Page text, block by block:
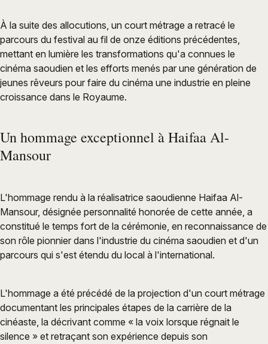
À la suite des allocutions, un court métrage a retracé le
parcours du festival au fil de onze éditions précédentes,
mettant en lumière les transformations qu'a connues le
cinéma saoudien et les efforts menés par une génération de
jeunes rêveurs pour faire du cinéma une industrie en pleine
croissance dans le Royaume.
Un hommage exceptionnel à Haifaa Al-
Mansour
L'hommage rendu à la réalisatrice saoudienne Haifaa Al-
Mansour, désignée personnalité honorée de cette année, a
constitué le temps fort de la cérémonie, en reconnaissance de
son rôle pionnier dans l'industrie du cinéma saoudien et d'un
parcours qui s'est étendu du local à l'international.
L'hommage a été précédé de la projection d'un court métrage
documentant les principales étapes de la carrière de la
cinéaste, la décrivant comme « la voix lorsque régnait le
silence » et retraçant son expérience depuis son